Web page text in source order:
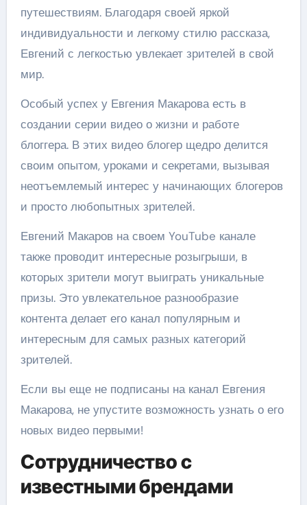
путешествиям. Благодаря своей яркой
индивидуальности и легкому стилю рассказа,
Евгений с легкостью увлекает зрителей в свой
мир.
Особый успех у Евгения Макарова есть в
создании серии видео о жизни и работе
блоггера. В этих видео блогер щедро делится
своим опытом, уроками и секретами, вызывая
неотъемлемый интерес у начинающих блогеров
и просто любопытных зрителей.
Евгений Макаров на своем YouTube канале
также проводит интересные розыгрыши, в
которых зрители могут выиграть уникальные
призы. Это увлекательное разнообразие
контента делает его канал популярным и
интересным для самых разных категорий
зрителей.
Если вы еще не подписаны на канал Евгения
Макарова, не упустите возможность узнать о его
новых видео первыми!
Сотрудничество с
известными брендами